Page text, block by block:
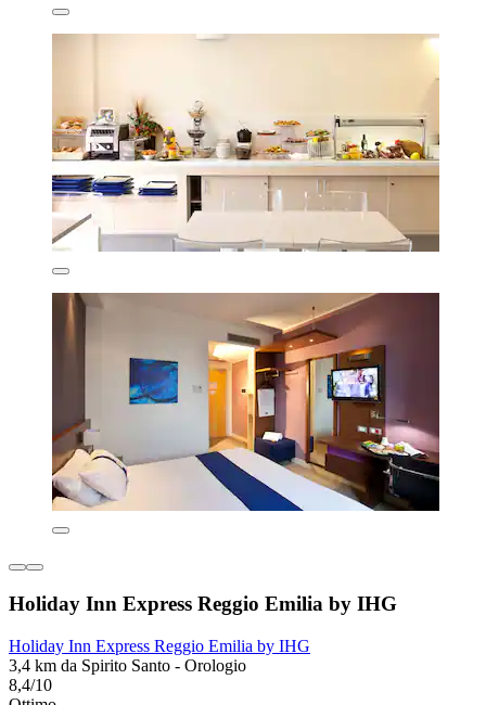
Holiday Inn Express Reggio Emilia by IHG
Holiday Inn Express Reggio Emilia by IHG
3,4 km da Spirito Santo - Orologio
8,4/10